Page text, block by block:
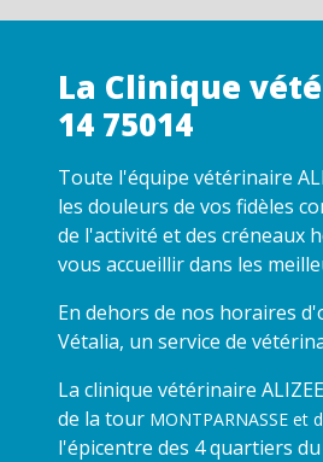
La Clinique
14 75014
Toute l'équipe vétérinaire
les douleurs de vos fidèles
de l'activité et des créneaux
vous accueillir dans les
En dehors de nos horaires
Vétalia, un service de
La clinique vétérinaire
de la tour MONTPARNASSE et
l'épicentre des 4 quartiers